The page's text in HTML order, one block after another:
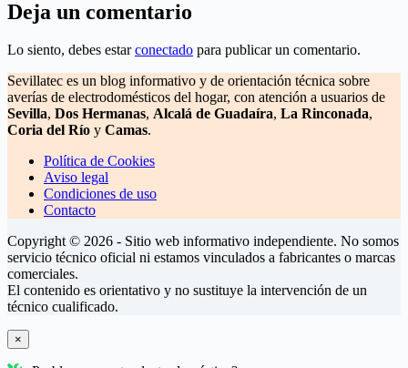
Deja un comentario
Lo siento, debes estarconectado para publicar un comentario.
Sevillatec es un blog informativo y de orientación técnica sobre
averías de electrodomésticos del hogar, con atención a usuarios de
Sevilla, Dos Hermanas, Alcalá de Guadaíra, La Rinconada,
Coria del Río y Camas.
Política de Cookies
Aviso legal
Condiciones de uso
Contacto
Copyright © 2026 - Sitio web informativo independiente. No somos
servicio técnico oficial ni estamos vinculados a fabricantes o marcas
comerciales.
El contenido es orientativo y no sustituye la intervención de un
técnico cualificado.
×